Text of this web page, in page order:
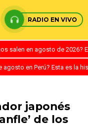
RADIO EN VIVO
salen en agosto de
agosto en Perú? Esta es la
japonés
de los